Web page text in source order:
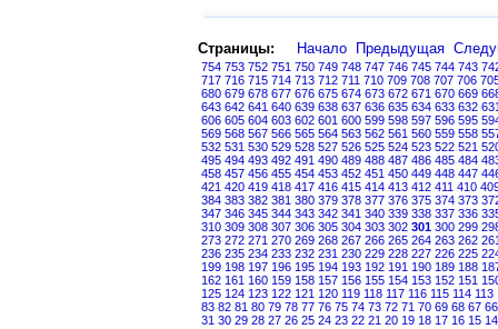
Страницы: Начало Предыдущая
754 753 752 751 750 749 748 747 746 745 744 743
717 716 715 714 713 712 711 710 709 708 707 706
680 679 678 677 676 675 674 673 672 671 670 669
643 642 641 640 639 638 637 636 635 634 633 632
606 605 604 603 602 601 600 599 598 597 596 595
569 568 567 566 565 564 563 562 561 560 559 558
532 531 530 529 528 527 526 525 524 523 522 521
495 494 493 492 491 490 489 488 487 486 485 484
458 457 456 455 454 453 452 451 450 449 448 447
421 420 419 418 417 416 415 414 413 412 411 410
384 383 382 381 380 379 378 377 376 375 374 373
347 346 345 344 343 342 341 340 339 338 337 336
310 309 308 307 306 305 304 303 302 301 300 299
273 272 271 270 269 268 267 266 265 264 263 262
236 235 234 233 232 231 230 229 228 227 226 225
199 198 197 196 195 194 193 192 191 190 189 188
162 161 160 159 158 157 156 155 154 153 152 151
125 124 123 122 121 120 119 118 117 116 115 114 113
83 82 81 80 79 78 77 76 75 74 73 72 71 70 69 68 67 66
31 30 29 28 27 26 25 24 23 22 21 20 19 18 17 16 15 14